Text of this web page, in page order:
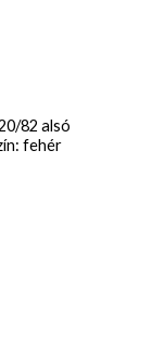
82 alsó
fehér